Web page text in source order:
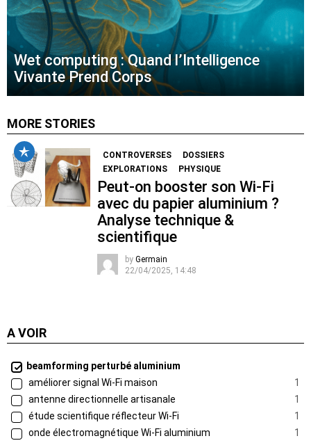
Wet computing : Quand l’Intelligence
Vivante Prend Corps
MORE STORIES
CONTROVERSES
DOSSIERS
EXPLORATIONS
PHYSIQUE
Peut-on booster son Wi-Fi
avec du papier aluminium ?
Analyse technique &
scientifique
by Germain
22/04/2025, 14:48
A VOIR
beamforming perturbé aluminium
améliorer signal Wi-Fi maison
1
antenne directionnelle artisanale
1
étude scientifique réflecteur Wi-Fi
1
onde électromagnétique Wi-Fi aluminium
1